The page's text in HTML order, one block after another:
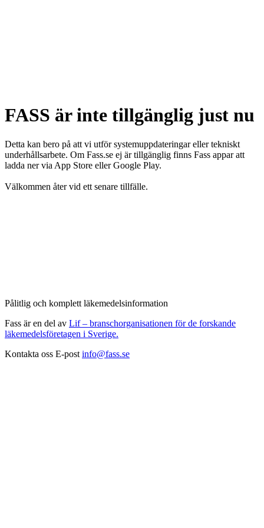
FASS är inte tillgänglig just nu
Detta kan bero på att vi utför systemuppdateringar eller tekniskt
underhållsarbete. Om Fass.se ej är tillgänglig finns Fass appar att
ladda ner via App Store eller Google Play.
Välkommen åter vid ett senare tillfälle.
Pålitlig och komplett läkemedelsinformation
Fass är en del av Lif – branschorganisationen för de forskande
läkemedelsföretagen i Sverige.
Kontakta oss E-post info@fass.se